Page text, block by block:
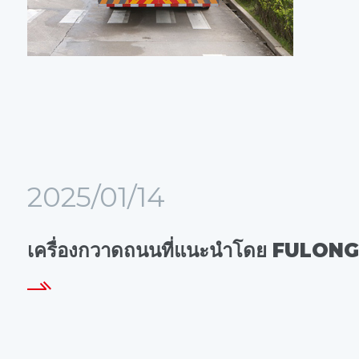
2025/01/14
เครื่องกวาดถนนที่แนะนำโดย